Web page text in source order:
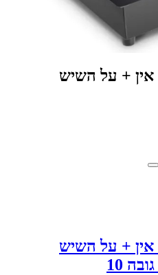
אין + על השיש
אין + על השיש